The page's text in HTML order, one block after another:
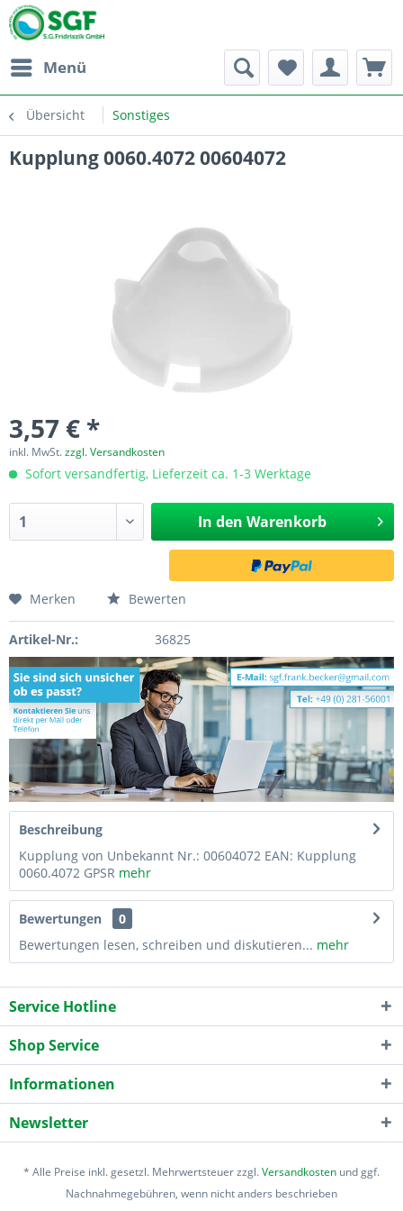
Menü
Übersicht Sonstiges
Kupplung 0060.4072 00604072
3,57 € *
inkl. MwSt.zzgl. Versandkosten
Sofort versandfertig, Lieferzeit ca. 1-3 Werktage
In den Warenkorb
Merken Bewerten
Artikel-Nr.: 36825
Beschreibung
Kupplung von Unbekannt Nr.: 00604072 EAN: Kupplung
0060.4072 GPSR mehr
Bewertungen
0
Bewertungen lesen, schreiben und diskutieren... mehr
Service Hotline
Shop Service
Informationen
Newsletter
* Alle Preise inkl. gesetzl. Mehrwertsteuer zzgl.Versandkosten und ggf.
Nachnahmegebühren, wenn nicht anders beschrieben